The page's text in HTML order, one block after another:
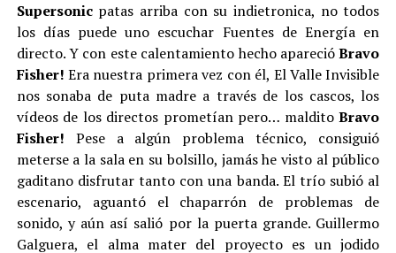
Supersonicpatas arriba con su indietronica, no todos
los días puede uno escuchar Fuentes de Energía en
directo. Y con este calentamiento hecho aparecióBravo
Fisher! Era nuestra primera vez con él, El Valle Invisible
nos sonaba de puta madre a través de los cascos, los
vídeos de los directos prometían pero… malditoBravo
Fisher! Pese a algún problema técnico, consiguió
meterse a la sala en su bolsillo, jamás he visto al público
gaditano disfrutar tanto con una banda. El trío subió al
escenario, aguantó el chaparrón de problemas de
sonido, y aún así salió por la puerta grande. Guillermo
Galguera, el alma mater del proyecto es un jodido